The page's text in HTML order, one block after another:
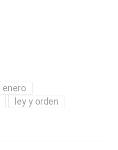
enero
ley y orden